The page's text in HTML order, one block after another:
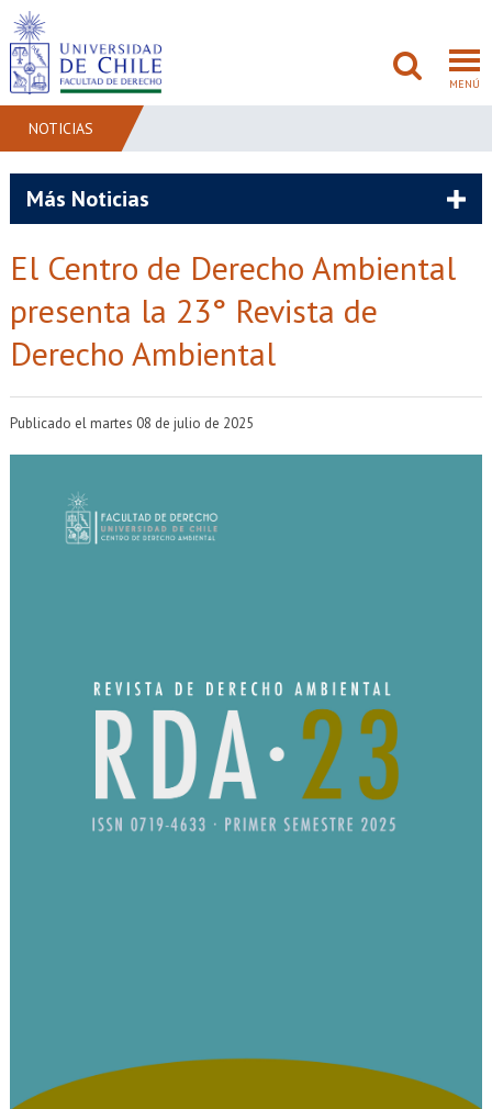
MENÚ
ADMISIÓN
INVESTIGACIÓN
Académicos
NOTICIAS
Más Noticias
El Centro de Derecho Ambiental
presenta la 23° Revista de
Derecho Ambiental
Publicado el martes 08 de julio de 2025